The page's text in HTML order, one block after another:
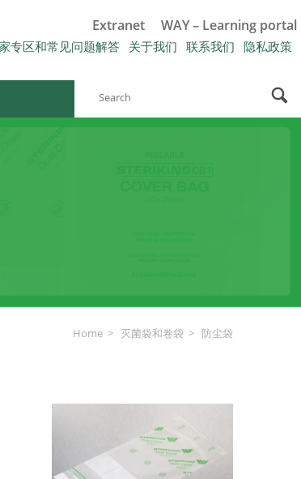
Extranet WAY – Learning portal
专区和常见问题解答 关于我们 联系我们 隐私政策
Home 灭菌袋和卷袋 防尘袋